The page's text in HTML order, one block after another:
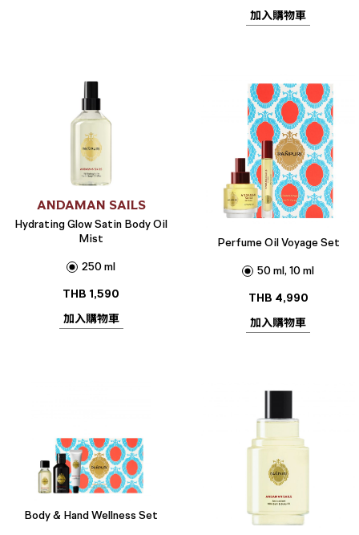
加入購物車
ANDAMAN SAILS
Hydrating Glow Satin Body Oil
Mist
250 ml
THB 1,590
加入購物車
Perfume Oil Voyage Set
50 ml, 10 ml
THB 4,990
加入購物車
Body & Hand Wellness Set